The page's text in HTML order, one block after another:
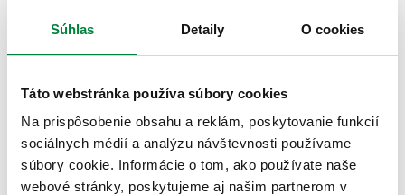
Súhlas Detaily O cookies
Táto webstránka používa súbory cookies
Na prispôsobenie obsahu a reklám, poskytovanie funkcií
sociálnych médií a analýzu návštevnosti používame
súbory cookie. Informácie o tom, ako používate naše
webové stránky, poskytujeme aj našim partnerom v
Balenie v kompletnom stave s:
– podkotlovým magnetickým filtrom,
VÝKRESY A ŠPECIFIKÁCIE